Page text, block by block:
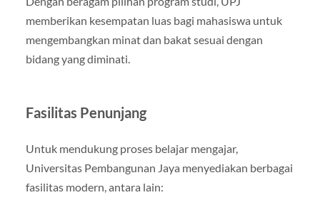
memberikan kesempatan luas bagi mahasiswa untuk
mengembangkan minat dan bakat sesuai dengan
bidang yang diminati.
Fasilitas Penunjang
Untuk mendukung proses belajar mengajar,
Universitas Pembangunan Jaya menyediakan berbagai
fasilitas modern, antara lain: